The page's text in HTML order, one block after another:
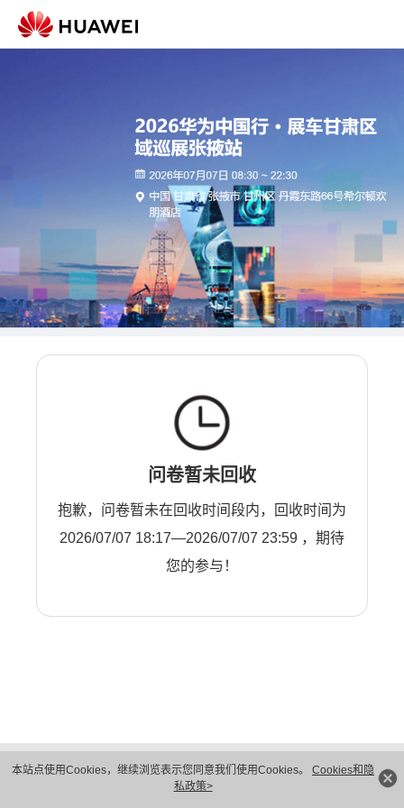
本站点使用Cookies，继续浏览表示您同意我们使用Cookies。 Cookies和隐
私政策>
问卷暂未回收
抱歉，问卷暂未在回收时间段内，回收时间为
2026/07/07 18:17—2026/07/07 23:59 ，期待
您的参与！
隐私保护
法律声明